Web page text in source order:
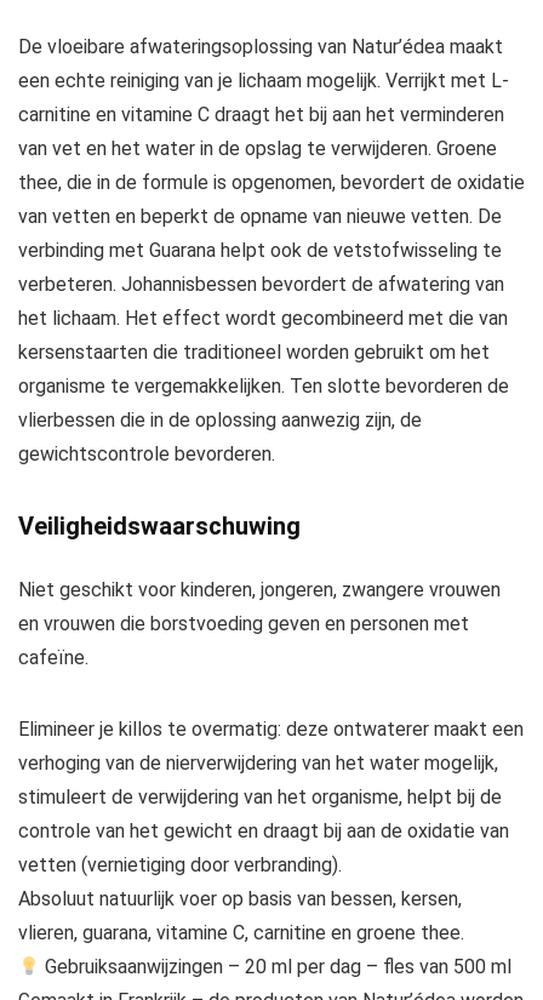
De vloeibare afwateringsoplossing van Natur’édea maakt
een echte reiniging van je lichaam mogelijk. Verrijkt met L-
carnitine en vitamine C draagt het bij aan het verminderen
van vet en het water in de opslag te verwijderen. Groene
thee, die in de formule is opgenomen, bevordert de oxidatie
van vetten en beperkt de opname van nieuwe vetten. De
verbinding met Guarana helpt ook de vetstofwisseling te
verbeteren. Johannisbessen bevordert de afwatering van
het lichaam. Het effect wordt gecombineerd met die van
kersenstaarten die traditioneel worden gebruikt om het
organisme te vergemakkelijken. Ten slotte bevorderen de
vlierbessen die in de oplossing aanwezig zijn, de
gewichtscontrole bevorderen.
Veiligheidswaarschuwing
Niet geschikt voor kinderen, jongeren, zwangere vrouwen
en vrouwen die borstvoeding geven en personen met
cafeïne.
Elimineer je killos te overmatig: deze ontwaterer maakt een
verhoging van de nierverwijdering van het water mogelijk,
stimuleert de verwijdering van het organisme, helpt bij de
controle van het gewicht en draagt bij aan de oxidatie van
vetten (vernietiging door verbranding).
Absoluut natuurlijk voer op basis van bessen, kersen,
vlieren, guarana, vitamine C, carnitine en groene thee.
Gebruiksaanwijzingen – 20 ml per dag – fles van 500 ml